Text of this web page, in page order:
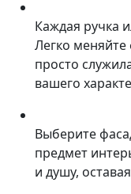
Каждая ручка
Легко
просто
вашего
Выберите
предмет
и душу,